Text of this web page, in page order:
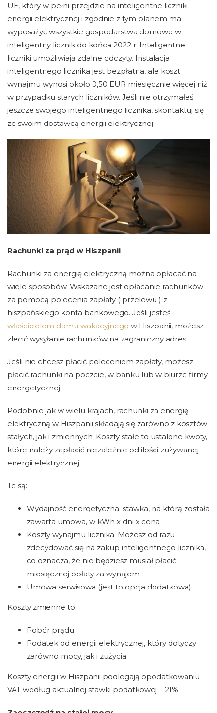
UE, który w pełni przejdzie na inteligentne liczniki
energii elektrycznej i zgodnie z tym planem ma
wyposażyć wszystkie gospodarstwa domowe w
inteligentny licznik do końca 2022 r. Inteligentne
liczniki umożliwiają zdalne odczyty. Instalacja
inteligentnego licznika jest bezpłatna, ale koszt
wynajmu wynosi około 0,50 EUR miesięcznie więcej niż
w przypadku starych liczników. Jeśli nie otrzymałeś
jeszcze swojego inteligentnego licznika, skontaktuj się
ze swoim dostawcą energii elektrycznej.
Rachunki za prąd w Hiszpanii
Rachunki za energię elektryczną można opłacać na
wiele sposobów. Wskazane jest opłacanie rachunków
za pomocą polecenia zapłaty ( przelewu ) z
hiszpańskiego konta bankowego. Jeśli jesteś
właścicielem domu wakacyjnego w Hiszpanii, możesz
zlecić wysyłanie rachunków na zagraniczny adres.
Jeśli nie chcesz płacić poleceniem zapłaty, możesz
płacić rachunki na poczcie, w banku lub w biurze firmy
energetycznej.
Podobnie jak w wielu krajach, rachunki za energię
elektryczną w Hiszpanii składają się zarówno z kosztów
stałych, jak i zmiennych. Koszty stałe to ustalone kwoty,
które należy zapłacić niezależnie od ilości zużywanej
energii elektrycznej.
To są:
Wydajność energetyczna: stawka, na którą została
zawarta umowa, w kWh x dni x cena
Koszty wynajmu licznika. Możesz od razu
zdecydować się na zakup inteligentnego licznika,
co oznacza, że ​​nie będziesz musiał płacić
miesięcznej opłaty za wynajem.
Umowa serwisowa (jest to opcja dodatkowa).
Koszty zmienne to:
Pobór prądu
Podatek od energii elektrycznej, który dotyczy
zarówno mocy, jak i zużycia
Koszty energii w Hiszpanii podlegają opodatkowaniu
VAT według aktualnej stawki podatkowej – 21%